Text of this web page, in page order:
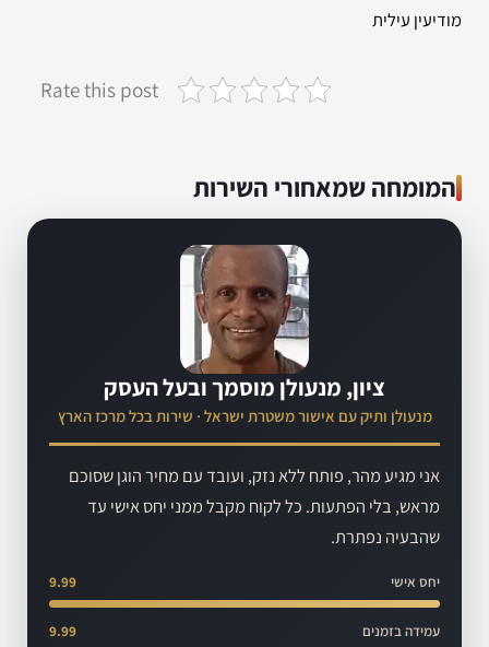
מודיעין עילית
Rate this post
המומחה שמאחורי השירות
ציון, מנעולן מוסמך ובעל העסק
מנעולן ותיק עם אישור משטרת ישראל · שירות בכל מרכז הארץ
אני מגיע מהר, פותח ללא נזק, ועובד עם מחיר הוגן שסוכם
מראש, בלי הפתעות. כל לקוח מקבל ממני יחס אישי עד
שהבעיה נפתרת.
יחס אישי 9.99
עמידה בזמנים 9.99